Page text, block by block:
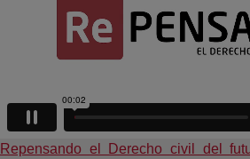
Repensando el Derecho civil del